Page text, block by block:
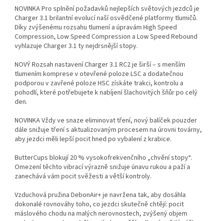
NOVINKA Pro splnění požadavků nejlepších světových jezdců je
Charger 3.1 brilantní evolucí naší osvědčené platformy tlumičů.
Díky zvýšenému rozsahu tlumení a úpravám High Speed
Compression, Low Speed Compression a Low Speed Rebound
vyhlazuje Charger 3.1 ty nejdrsnější stopy.
NOVÝ Rozsah nastavení Charger 3.1 RC2 je širší – s menším
tlumením komprese v otevřené poloze LSC a dodatečnou
podporou v zavřené poloze HSC získáte trakci, kontrolu a
pohodlí, které potřebujete k nabíjení šlachovitých šňůr po celý
den.
NOVINKA Vždy ve snaze eliminovat tření, nový balíček pouzder
dále snižuje tření s aktualizovaným procesem na úrovni továrny,
aby jezdci měli lepší pocit hned po vybalení z krabice.
ButterCups blokují 20 % vysokofrekvenčního „chvění stopy“.
Omezení těchto vibrací výrazně snižuje únavu rukou a paží a
zanechává vám pocit svěžesti a větší kontroly.
Vzduchová pružina DebonAir+ je navržena tak, aby dosáhla
dokonalé rovnováhy toho, co jezdci skutečně chtějí: pocit
máslového chodu na malých nerovnostech, zvýšený objem